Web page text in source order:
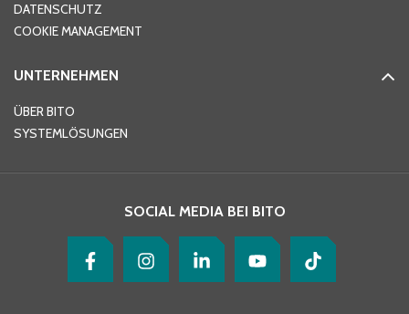
Telefon
DATENSCHUTZ
COOKIE MANAGEMENT
UNTERNEHMEN
ÜBER BITO
SYSTEMLÖSUNGEN
SOCIAL MEDIA BEI BITO